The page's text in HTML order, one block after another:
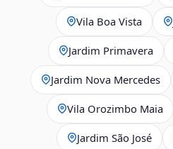
Vila Boa Vista
Jardim Primavera
Jardim Nova Mercedes
Vila Orozimbo Maia
Jardim São José